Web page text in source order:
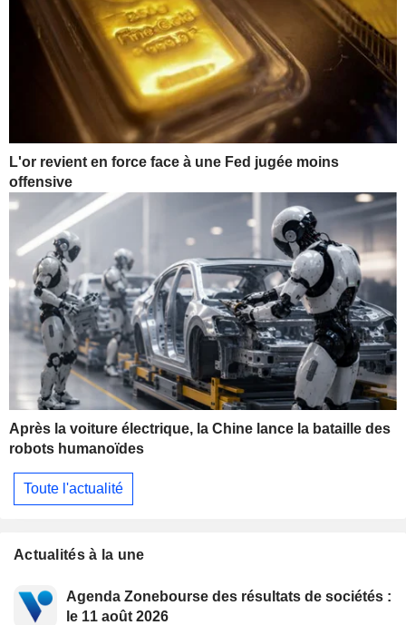
L'or revient en force face à une Fed jugée moins
offensive
Après la voiture électrique, la Chine lance la bataille des
robots humanoïdes
Toute l'actualité
Actualités à la une
Agenda Zonebourse des résultats de sociétés :
le 11 août 2026